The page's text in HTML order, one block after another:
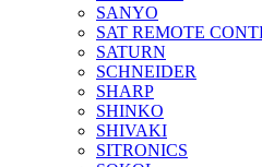
SANYO
SAT REMOTE
SATURN
SCHNEIDER
SHARP
SHINKO
SHIVAKI
SITRONICS